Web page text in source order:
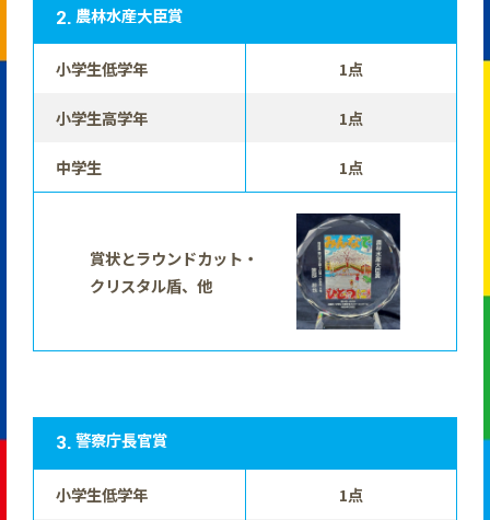
農林水産大臣賞
小学生低学年 1点
小学生高学年 1点
中学生 1点
賞状とラウンドカット・
クリスタル盾、他
警察庁長官賞
小学生低学年 1点